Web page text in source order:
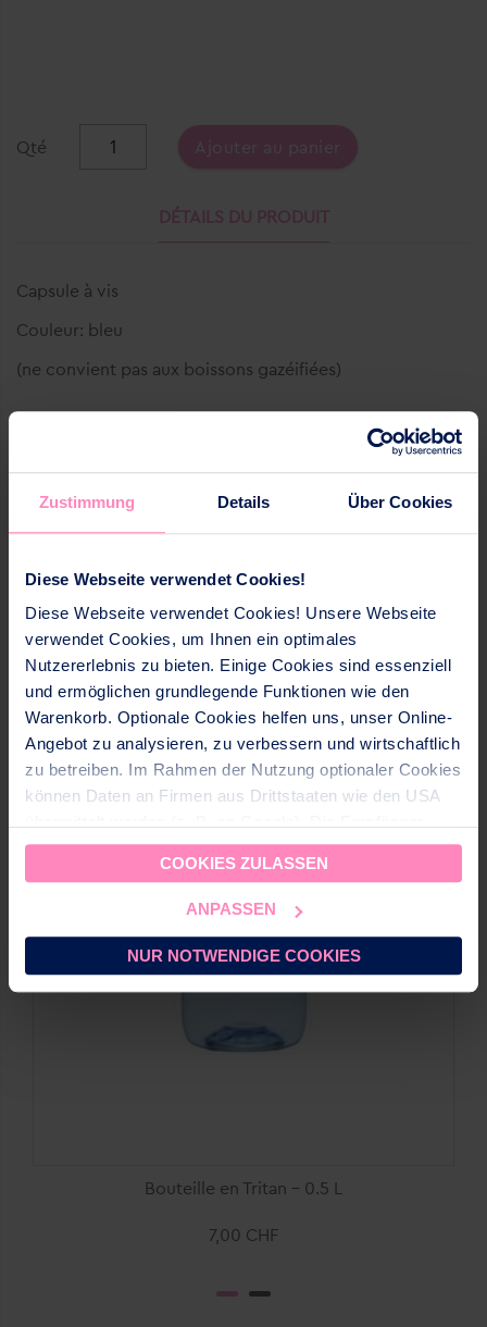
Zustimmung Details Über Cookies
Diese Webseite verwendet Cookies!
Diese Webseite verwendet Cookies! Unsere Webseite
verwendet Cookies, um Ihnen ein optimales
Nutzererlebnis zu bieten. Einige Cookies sind essenziell
und ermöglichen grundlegende Funktionen wie den
Warenkorb. Optionale Cookies helfen uns, unser Online-
Angebot zu analysieren, zu verbessern und wirtschaftlich
zu betreiben. Im Rahmen der Nutzung optionaler Cookies
können Daten an Firmen aus Drittstaaten wie den USA
dieser Daten sind im CH-US Data Privacy Framework
(DPF) gelistet, dass ein angemessenes
Datenschutzniveau gewährleistet. Für nicht zertifizierte
EU‑Standardvertragsklauseln mit CH‑Ergänzungen) ein.
Sie könnenalle Cookies akzeptierenodernur
Einstellung können Sie im Fußbereich dieser Website
jederzeit aufrufen und ändern.
COOKIES ZULASSEN
ANPASSEN
NUR NOTWENDIGE COOKIES
Qté Ajouter au panier
DÉTAILS DU PRODUIT
Capsule à vis
Couleur: bleu
(ne convient pas aux boissons gazéifiées)
VOUS AIMEREZ AUSSI PRODUITS SIMILAIRES
Bouteille en Tritan - 0.5 L
7,00 CHF